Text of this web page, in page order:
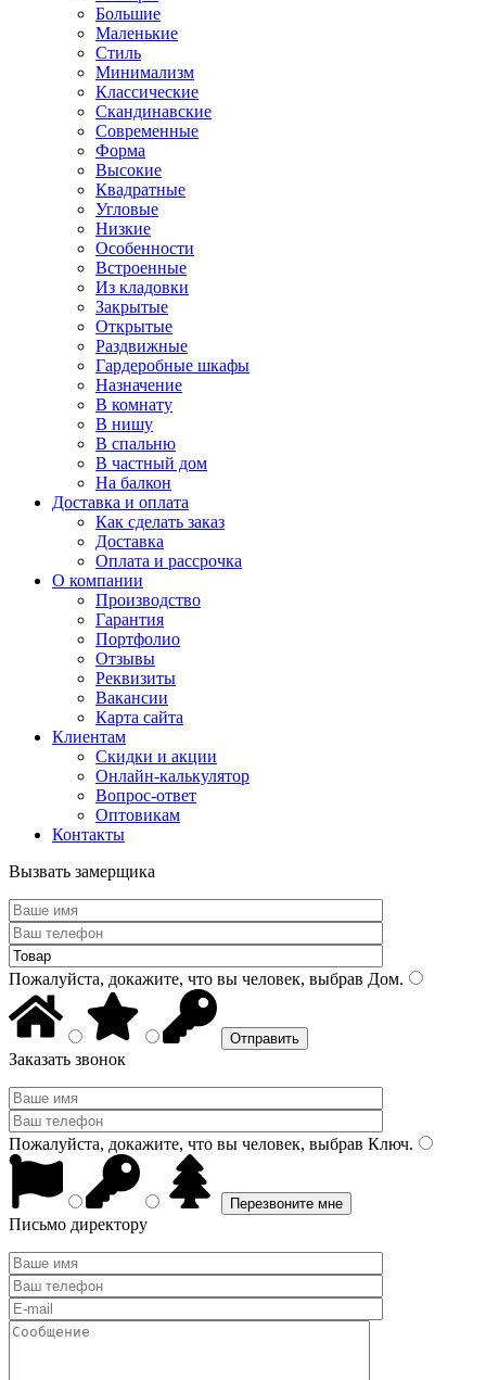
Большие
Маленькие
Стиль
Минимализм
Классические
Скандинавские
Современные
Форма
Высокие
Квадратные
Угловые
Низкие
Особенности
Встроенные
Из кладовки
Закрытые
Открытые
Раздвижные
Гардеробные шкафы
Назначение
В комнату
В нишу
В спальню
В частный дом
На балкон
Доставка и оплата
Как сделать заказ
Доставка
Оплата и рассрочка
О компании
Производство
Гарантия
Портфолио
Отзывы
Реквизиты
Вакансии
Карта сайта
Клиентам
Скидки и акции
Онлайн-калькулятор
Вопрос-ответ
Оптовикам
Контакты
Вызвать замерщика
Пожалуйста, докажите, что вы человек, выбрав Дом.
Заказать звонок
Пожалуйста, докажите, что вы человек, выбрав Ключ.
Письмо директору